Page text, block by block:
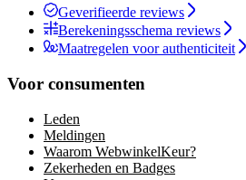
Geverifieerde reviews
Berekeningsschema reviews
Maatregelen voor authenticiteit
Voor consumenten
Leden
Meldingen
Waarom WebwinkelKeur?
Zekerheden en Badges